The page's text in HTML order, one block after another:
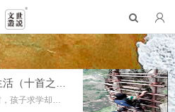
贫困山区的孩子们 大凉山下悬崖村，孩子求学却苦辛。 越岭翻山徒步走，辣椒米饭已温馨。 城中村 ...